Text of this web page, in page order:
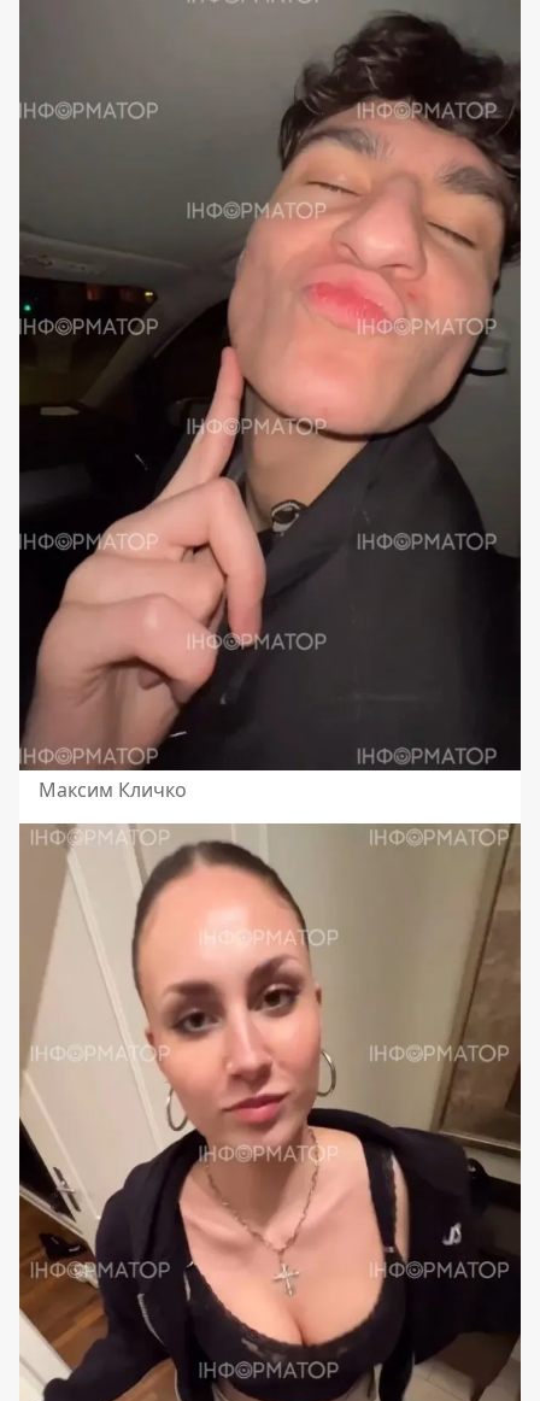
Максим Кличко